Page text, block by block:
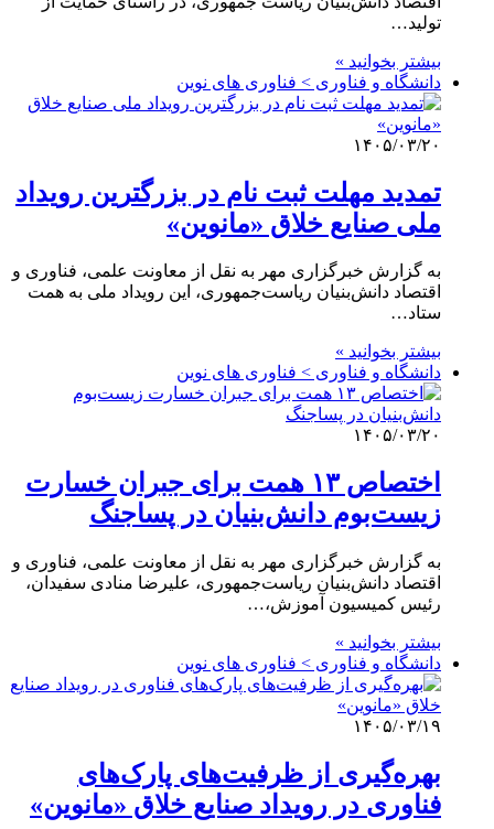
تولید…
بیشتر بخوانید »
دانشگاه و فناوری > فناوری های نوین
۱۴۰۵/۰۳/۲۰
تمدید مهلت ثبت‌ نام در بزرگترین رویداد
ملی صنایع خلاق «مانوین»
به گزارش خبرگزاری مهر به نقل از معاونت علمی، فناوری و
اقتصاد دانش‌بنیان ریاست‌جمهوری، این رویداد ملی به همت
ستاد…
بیشتر بخوانید »
دانشگاه و فناوری > فناوری های نوین
۱۴۰۵/۰۳/۲۰
اختصاص ۱۳ همت برای جبران خسارت
زیست‌بوم دانش‌بنیان در پساجنگ
به گزارش خبرگزاری مهر به نقل از معاونت علمی، فناوری و
اقتصاد دانش‌بنیان ریاست‌جمهوری، علیرضا منادی سفیدان،
رئیس کمیسیون آموزش،…
بیشتر بخوانید »
دانشگاه و فناوری > فناوری های نوین
۱۴۰۵/۰۳/۱۹
بهره‌گیری از ظرفیت‌های پارک‌های
فناوری در رویداد صنایع خلاق «مانوین»